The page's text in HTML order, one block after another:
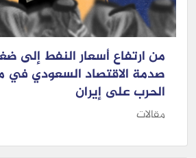
من ارتفاع أسعار النفط إلى
صدمة الاقتصاد السعودي في
الحرب على إيران
مقالات